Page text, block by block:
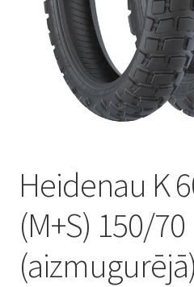
Heidenau K
(M+S) 150/70
(aizmugurējā)